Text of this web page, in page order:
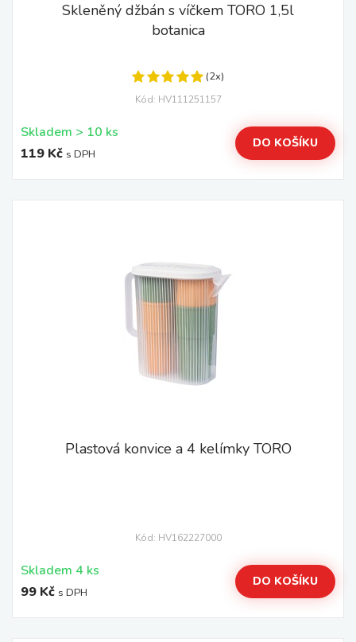
Skleněný džbán s víčkem TORO 1,5l
botanica
(2x)
Kód: HV111251157
Skladem > 10 ks
119 Kč s DPH
DO KOŠÍKU
Plastová konvice a 4 kelímky TORO
Kód: HV162227000
Skladem 4 ks
99 Kč s DPH
DO KOŠÍKU